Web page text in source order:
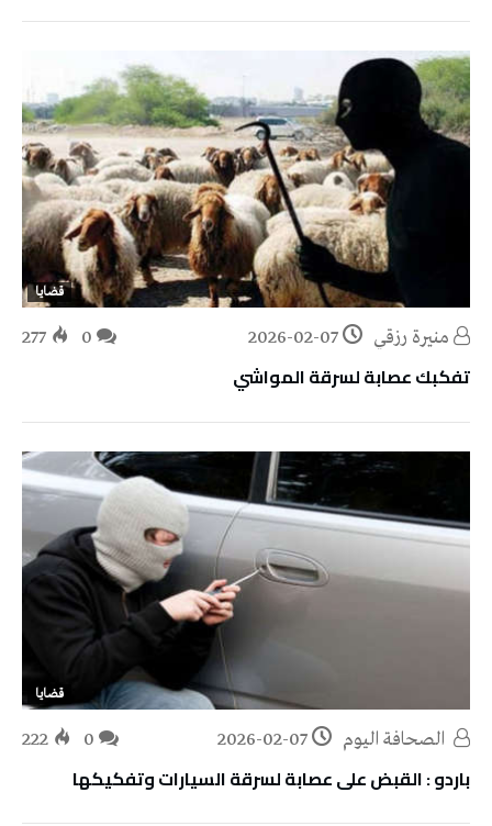
قضايا
منيرة‭ ‬رزقي 2026-02-07
277
تفكبك عصابة لسرقة المواشي
قضايا
2026-02-07
222
باردو : القبض على عصابة لسرقة السيارات وتفكيكها